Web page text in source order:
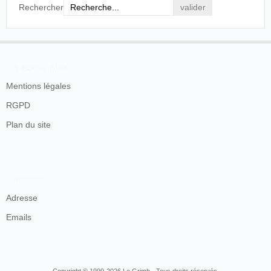
Rechercher
Mentions légales
RGPD
Plan du site
Adresse
Emails